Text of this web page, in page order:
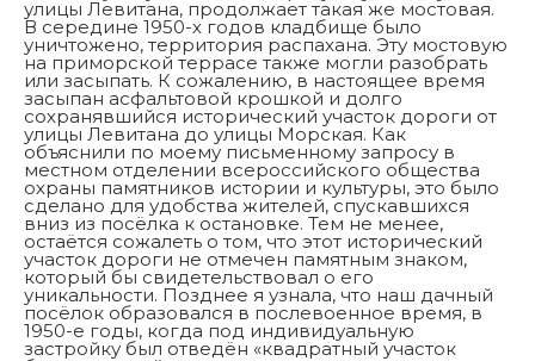
улицы Левитана, продолжает такая же мостовая.
В середине 1950-х годов кладбище было
уничтожено, территория распахана. Эту мостовую
на приморской террасе также могли разобрать
или засыпать. К сожалению, в настоящее время
засыпан асфальтовой крошкой и долго
сохранявшийся исторический участок дороги от
улицы Левитана до улицы Морская. Как
объяснили по моему письменному запросу в
местном отделении всероссийского общества
охраны памятников истории и культуры, это было
сделано для удобства жителей, спускавшихся
вниз из посёлка к остановке. Тем не менее,
остаётся сожалеть о том, что этот исторический
участок дороги не отмечен памятным знаком,
который бы свидетельствовал о его
уникальности. Позднее я узнала, что наш дачный
посёлок образовался в послевоенное время, в
1950-е годы, когда под индивидуальную
застройку был отведён «квадратный участок